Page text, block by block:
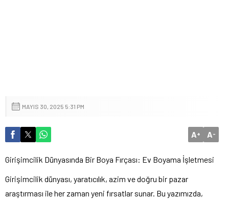
MAYIS 30, 2025 5:31 PM
A+ A-
Girişimcilik Dünyasında Bir Boya Fırçası: Ev Boyama İşletmesi
Girişimcilik dünyası, yaratıcılık, azim ve doğru bir pazar
araştırması ile her zaman yeni fırsatlar sunar. Bu yazımızda,